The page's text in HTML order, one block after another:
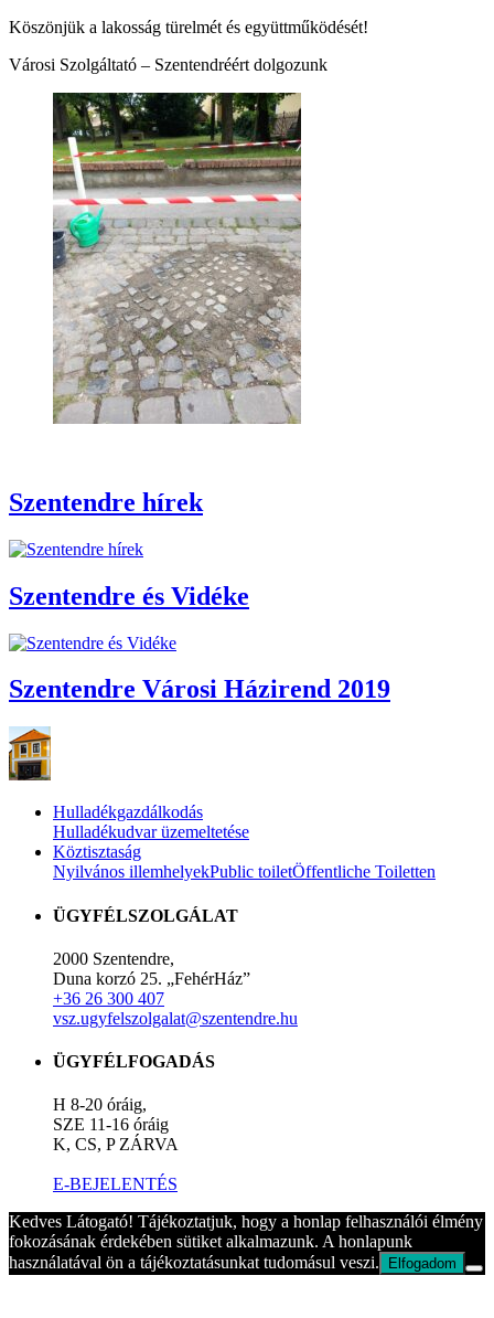
Köszönjük a lakosság türelmét és együttműködését!
Városi Szolgáltató – Szentendréért dolgozunk
Szentendre hírek
Szentendre és Vidéke
Szentendre Városi Házirend 2019
Hulladékgazdálkodás
Hulladékudvar üzemeltetése
Köztisztaság
Nyilvános illemhelyekPublic toiletÖffentliche Toiletten
ÜGYFÉLSZOLGÁLAT
2000 Szentendre,
Duna korzó 25. „FehérHáz”
+36 26 300 407
vsz.ugyfelszolgalat@szentendre.hu
ÜGYFÉLFOGADÁS
H 8-20 óráig,
SZE 11-16 óráig
K, CS, P ZÁRVA
E-BEJELENTÉS
Kedves Látogató! Tájékoztatjuk, hogy a honlap felhasználói élmény
fokozásának érdekében sütiket alkalmazunk. A honlapunk
használatával ön a tájékoztatásunkat tudomásul veszi.
Elfogadom